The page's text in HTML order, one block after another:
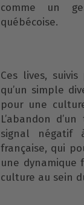
comme un
québécoise.
Ces lives,
qu’un simple
pour une
L’abandon
signal négatif
française, qui
une
culture au sein